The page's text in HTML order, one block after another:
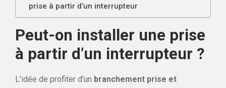
prise à partir d’un interrupteur
Peut-on installer une prise
à partir d’un interrupteur ?
L’idée de profiter d’un branchement prise et